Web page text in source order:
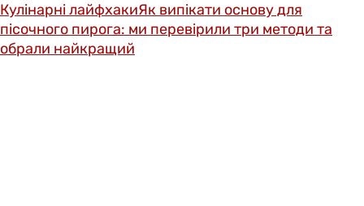
Кулінарні лайфхакиЯк випікати основу для
пісочного пирога: ми перевірили три методи та
обрали найкращий